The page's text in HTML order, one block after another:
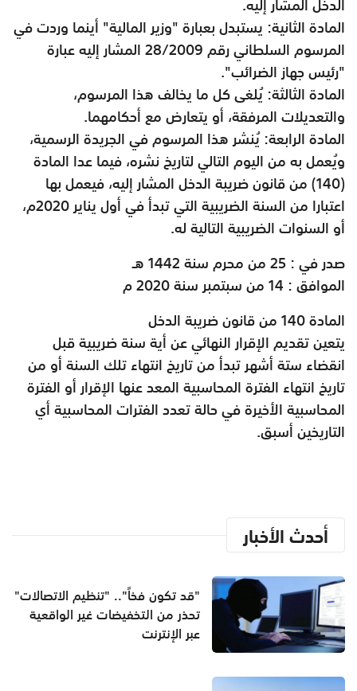
المادة الثانية: يستبدل بعبارة "وزير المالية" أينما وردت في
المرسوم السلطاني رقم 28/2009 المشار إليه عبارة
"رئيس جهاز الضرائب".
المادة الثالثة: يُلغى كل ما يخالف هذا المرسوم،
والتعديلات المرفقة، أو يتعارض مع أحكامهما.
المادة الرابعة: يُنشر هذا المرسوم في الجريدة الرسمية،
ويُعمل به من اليوم التالي لتاريخ نشره، فيما عدا المادة
(140) من قانون ضريبة الدخل المشار إليه، فيعمل بها
اعتبارا من السنة الضريبية التي تبدأ في أول يناير 2020م،
أو السنوات الضريبية التالية له.
صدر في : 25 من محرم سنة 1442 هـ
الموافق : 14 من سبتمبر سنة 2020 م
المادة 140 من قانون ضريبة الدخل
يتعين تقديم الإقرار النهائي عن أية سنة ضريبية قبل
انقضاء ستة أشهر تبدأ من تاريخ انتهاء تلك السنة أو من
تاريخ انتهاء الفترة المحاسبية المعد عنها الإقرار أو الفترة
المحاسبية الأخيرة في حالة تعدد الفترات المحاسبية أي
التاريخين أسبق.
أحدث الأخبار
"قد تكون فخاً".. "تنظيم الاتصالات"
تحذر من التخفيضات غير الواقعية
عبر الإنترنت